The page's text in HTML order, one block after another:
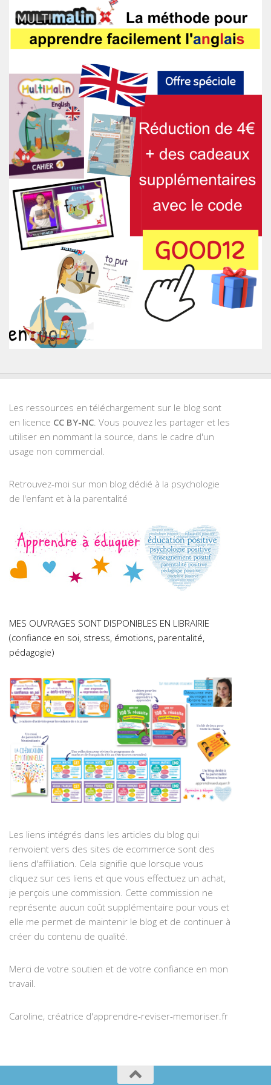
Les ressources en téléchargement sur le blog sont
en licence CC BY-NC . Vous pouvez les partager et les
utiliser en nommant la source, dans le cadre d'un
usage non commercial.
Retrouvez-moi sur mon blog dédié à la psychologie
de l'enfant et à la parentalité
MES OUVRAGES SONT DISPONIBLES EN LIBRAIRIE
(confiance en soi, stress, émotions, parentalité,
pédagogie)
Les liens intégrés dans les articles du blog qui
renvoient vers des sites de ecommerce sont des
liens d'affiliation. Cela signifie que lorsque vous
cliquez sur ces liens et que vous effectuez un achat,
je perçois une commission. Cette commission ne
représente aucun coût supplémentaire pour vous et
elle me permet de maintenir le blog et de continuer à
créer du contenu de qualité.
Merci de votre soutien et de votre confiance en mon
travail.
Caroline, créatrice d'apprendre-reviser-memoriser.fr